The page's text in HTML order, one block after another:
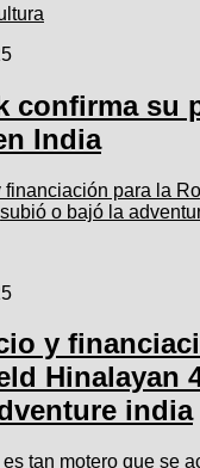
confirma su
India
y
Hinalayan
india